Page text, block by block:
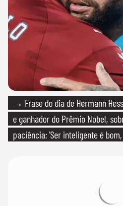
→ Frase do dia de Hermann
e ganhador do Prêmio Nobel,
paciência: 'Ser inteligente é